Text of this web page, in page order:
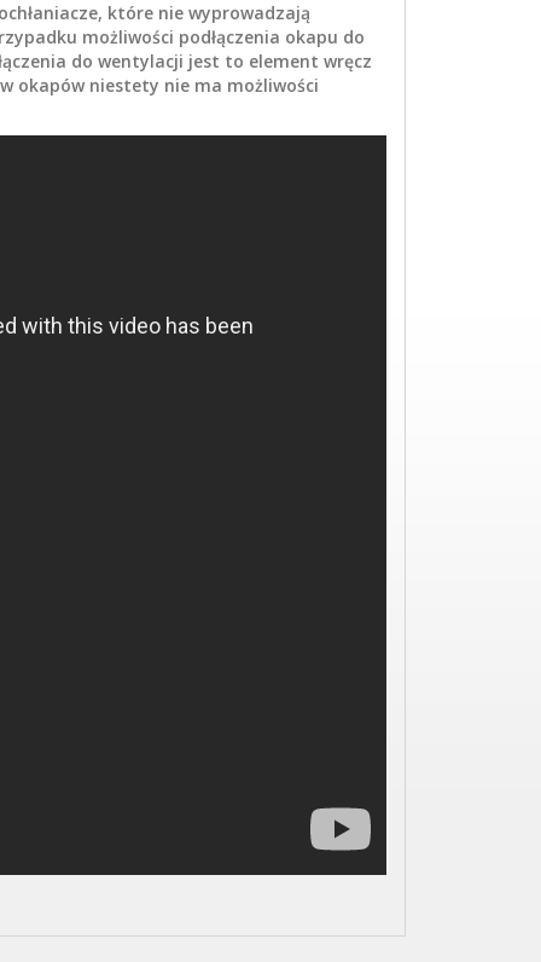
które nie wyprowadzają
możliwości podłączenia okapu do
do wentylacji jest to element wręcz
okapów niestety nie ma możliwości